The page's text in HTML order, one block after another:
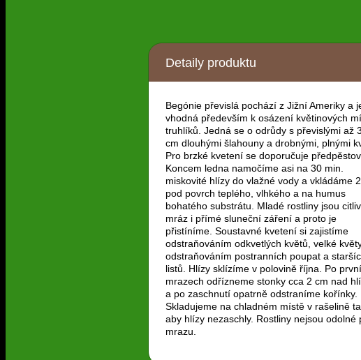
Detaily produktu
Begónie převislá pochází z Jižní Ameriky a
vhodná především k osázení květinových
truhlíků. Jedná se o odrůdy s převislými až
cm dlouhými šlahouny a drobnými, plnými
Pro brzké kvetení se doporučuje
Koncem ledna namočíme asi na 30 min.
miskovité hlízy do vlažné vody a vkládáme
pod povrch teplého, vlhkého a na humus
bohatého substrátu. Mladé rostliny jsou
mráz i přímé sluneční záření a proto je
přistíníme. Soustavné kvetení si zajistíme
odstraňováním odkvetlých květů, velké
odstraňováním postranních poupat a
listů. Hlízy sklízíme v polovině října. Po
mrazech odřízneme stonky cca 2 cm nad
a po zaschnutí opatrně odstraníme kořínky.
Skladujeme na chladném místě v rašelině
aby hlízy nezaschly. Rostliny nejsou odolné
mrazu.